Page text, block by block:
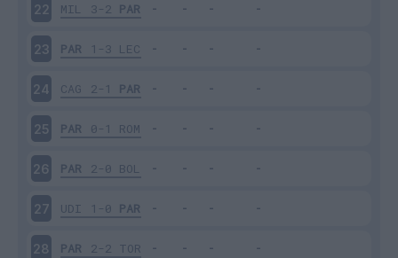
22 MIL 3-2 PAR
23 PAR 1-3 LEC
24 CAG 2-1 PAR
25 PAR 0-1 ROM
26 PAR 2-0 BOL
27 UDI 1-0 PAR
28 PAR 2-2 TOR